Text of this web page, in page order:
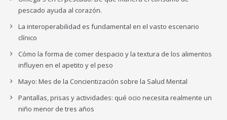
pescado ayuda al corazón.
La interoperabilidad es fundamental en el vasto escenario
clínico
Cómo la forma de comer despacio y la textura de los alimentos
influyen en el apetito y el peso
Mayo: Mes de la Concientización sobre la Salud Mental
Pantallas, prisas y actividades: qué ocio necesita realmente un
niño menor de tres años